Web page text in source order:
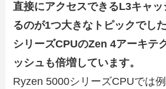
直接にアクセスできるL3キャ
るのが1つ大きなトピックでした
シリーズCPUのZen 4アーキテ
ッシュも倍増しています。
Ryzen 5000シリーズCPUでは